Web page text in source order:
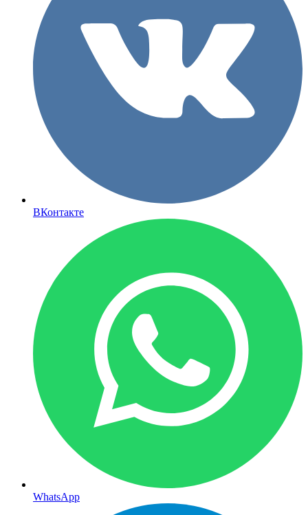
ВКонтакте
WhatsApp